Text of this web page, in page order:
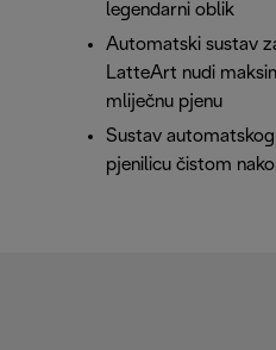
legendarni oblik
Automatski sustav
LatteArt nudi
mliječnu pjenu
Sustav
pjenilicu čistom